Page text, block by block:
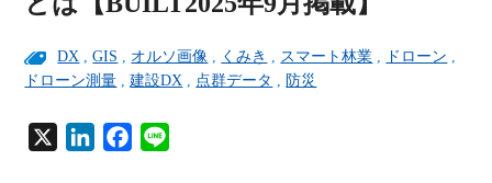
DX ,GIS , オルソ画像 , くみき , スマート林業 , ドローン ,
ドローン測量 ,建設DX , 点群データ , 防災
X